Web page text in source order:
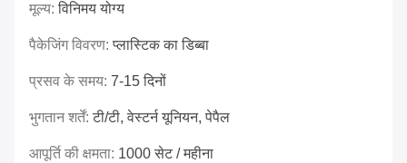
मूल्य:विनिमय योग्य
पैकेजिंग विवरण:प्लास्टिक का डिब्बा
प्रसव के समय: 7-15 दिनों
भुगतान शर्तें:टी/टी, वेस्टर्न यूनियन, पेपैल
आपूर्ति की क्षमता: 1000 सेट / महीना